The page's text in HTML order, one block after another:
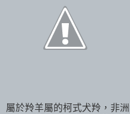
屬於羚羊屬的柯式犬羚，非